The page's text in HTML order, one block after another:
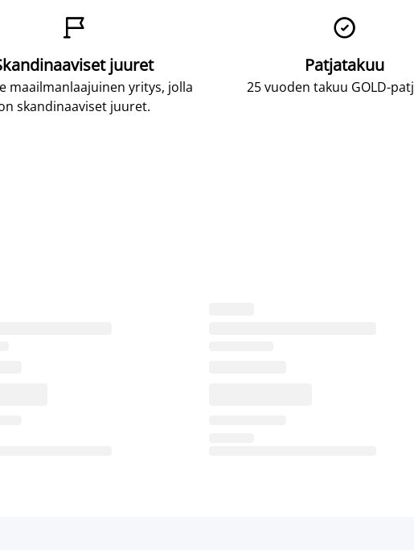

juuret
maailmanlaajuinen yritys, jolla
skandinaaviset juuret.

Patjatakuu
25 vuoden takuu GOLD-